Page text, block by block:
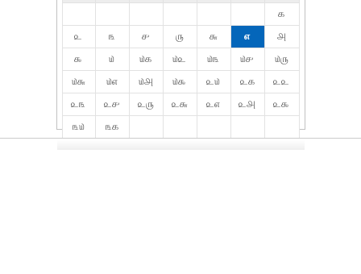
௧
௨
௩ ௪ ௫ ௬ ௭
௮
௯
௰ ௰௧ ௰௨ ௰௩ ௰௪
௰௫
௰௬
௰௭ ௰௮ ௰௯ ௨௰ ௨௧
௨௨
௨௩
௨௪ ௨௫ ௨௬ ௨௭ ௨௮
௨௯
௩௰
௩௧